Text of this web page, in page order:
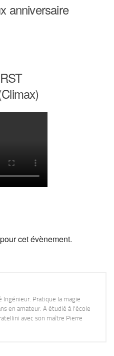
anniversaire
cet évènement.
Ingénieur. Pratique la magie
en amateur. A étudié à l'école
avec son maître Pierre